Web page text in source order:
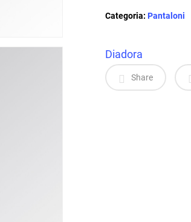
Categoria: Pantaloni
Diadora
Share